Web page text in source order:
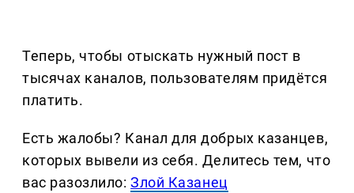
Теперь, чтобы отыскать нужный пост в
тысячах каналов, пользователям придётся
платить.
Есть жалобы? Канал для добрых казанцев,
которых вывели из себя. Делитеcь тем, что
вас разозлило:Злой Казанец